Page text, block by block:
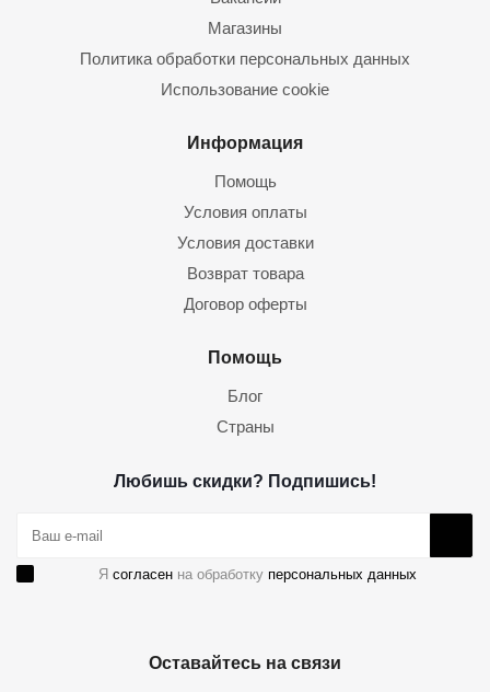
Магазины
Политика обработки персональных данных
Использование cookie
Информация
Помощь
Условия оплаты
Условия доставки
Возврат товара
Договор оферты
Помощь
Блог
Страны
Любишь скидки? Подпишись!
Я согласен на обработку персональных данных
Оставайтесь на связи